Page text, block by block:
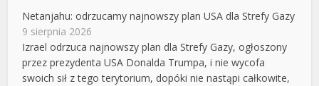
Netanjahu: odrzucamy najnowszy plan USA dla Strefy Gazy
9 sierpnia 2026
Izrael odrzuca najnowszy plan dla Strefy Gazy, ogłoszony
przez prezydenta USA Donalda Trumpa, i nie wycofa
swoich sił z tego terytorium, dopóki nie nastąpi całkowite,